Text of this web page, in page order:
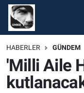
HABERLER GÜNDEM
'Milli Aile
Gündem
Ekonomi
Spor
Nöbetçi
Hava Durumu
Namaz